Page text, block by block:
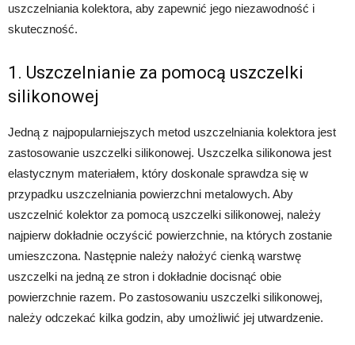
uszczelniania kolektora, aby zapewnić jego niezawodność i
skuteczność.
1. Uszczelnianie za pomocą uszczelki
silikonowej
Jedną z najpopularniejszych metod uszczelniania kolektora jest
zastosowanie uszczelki silikonowej. Uszczelka silikonowa jest
elastycznym materiałem, który doskonale sprawdza się w
przypadku uszczelniania powierzchni metalowych. Aby
uszczelnić kolektor za pomocą uszczelki silikonowej, należy
najpierw dokładnie oczyścić powierzchnie, na których zostanie
umieszczona. Następnie należy nałożyć cienką warstwę
uszczelki na jedną ze stron i dokładnie docisnąć obie
powierzchnie razem. Po zastosowaniu uszczelki silikonowej,
należy odczekać kilka godzin, aby umożliwić jej utwardzenie.